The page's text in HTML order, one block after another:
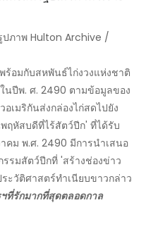
ปภาพ Hulton Archive /
อมกับสหพันธ์ไก่งวงแห่งชาติ
นปีพ. ศ. 2490 ตามข้อมูลของ
เมริกันส่งกล่องไก่สดไปยัง
ฤหัสบดีที่ไร้สัตว์ปีก' ที่ได้รับ
คม พ.ศ. 2490 มีการนำเสนอ
รมสัตว์ปีกที่ 'สร้างช่องข่าว
ะวัติศาสตร์ทำเนียบขาวกล่าว
ที่รักมากที่สุดตลอดกาล